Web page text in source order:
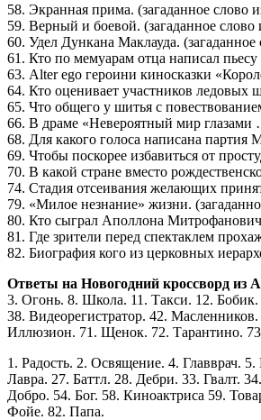
58. Экранная прима. (загаданное слово
59. Верный и боевой. (загаданное слово
60. Удел Дункана Маклауда. (загаданное
61. Кто по мемуарам отца написал
63. Alter ego героини киносказки
64. Кто оценивает участников ледовых
65. Что общего у шитья с
66. В драме «Невероятный мир глазами
68. Для какого голоса написана партия
69. Чтобы поскорее избавиться от
70. В какой стране вместо
74. Стадия отсеивания желающих
79. «Милое незнание» жизни.
80. Кто сыграл Аполлона
81. Где зрители перед спектаклем
82. Биография кого из церковных
Ответы на Новогодний кроссворд из
3. Огонь. 8. Школа. 11. Такси. 12.
38. Видеорегистратор. 42.
Иллюзион. 71. Щенок. 72. Тарантино.
1. Радость. 2. Освящение. 4. Главврач.
Лавра. 27. Баттл. 28. Дебри. 33. Гвалт.
Добро. 54. Бог. 58. Киноактриса 59.
Фойе. 82. Папа.